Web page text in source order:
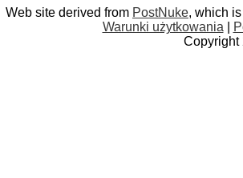
Web site derived from PostNuke, which
Warunki użytkowania
Copyright